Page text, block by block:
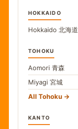
HOKKAIDO
Hokkaido 北海道
TOHOKU
Aomori 青森
Miyagi 宮城
All Tohoku
KANTO